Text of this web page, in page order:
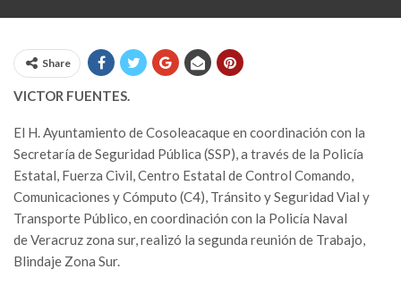
Share
VICTOR FUENTES.
El H. Ayuntamiento de Cosoleacaque en coordinación con la
Secretaría de Seguridad Pública (SSP), a través de la Policía
Estatal, Fuerza Civil, Centro Estatal de Control Comando,
Comunicaciones y Cómputo (C4), Tránsito y Seguridad Vial y
Transporte Público, en coordinación con la Policía Naval
de Veracruz zona sur, realizó la segunda reunión de Trabajo,
Blindaje Zona Sur.